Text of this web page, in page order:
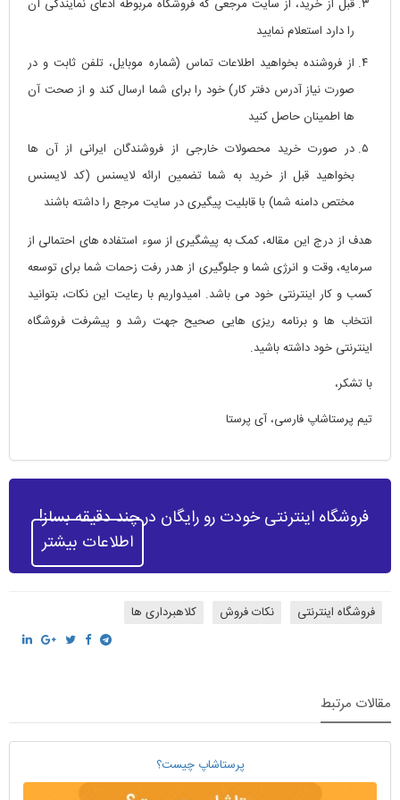
قبل از خرید، از سایت مرجعی که فروشگاه مربوطه ادعای نمایندگی آن
را دارد استعلام نمایید
از فروشنده بخواهید اطلاعات تماس (شماره موبایل، تلفن ثابت و در
صورت نیاز آدرس دفتر کار) خود را برای شما ارسال کند و از صحت آن
ها اطمینان حاصل کنید
در صورت خرید محصولات خارجی از فروشندگان ایرانی از آن ها
بخواهید قبل از خرید به شما تضمین ارائه لایسنس (کد لایسنس
مختص دامنه شما) با قابلیت پیگیری در سایت مرجع را داشته باشند
هدف از درج این مقاله، کمک به پیشگیری از سوء استفاده های احتمالی از
سرمایه، وقت و انرژی شما و جلوگیری از هدر رفت زحمات شما برای توسعه
کسب و کار اینترنتی خود می باشد. امیدواریم با رعایت این نکات، بتوانید
انتخاب ها و برنامه ریزی هایی صحیح جهت رشد و پیشرفت فروشگاه
اینترنتی خود داشته باشید.
با تشکر،
تیم پرستاشاپ فارسی، آی پرستا
فروشگاه اینترنتی خودت رو رایگان در چند دقیقه بساز!
اطلاعات بیشتر
فروشگاه اینترنتی نکات فروش کلاهبرداری ها
مقالات مرتبط
پرستاشاپ چیست؟